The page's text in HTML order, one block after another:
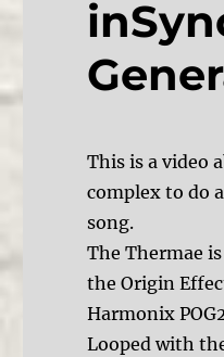
This is a video
complex to do
song.
The Thermae
the Origin
Harmonix
Looped with